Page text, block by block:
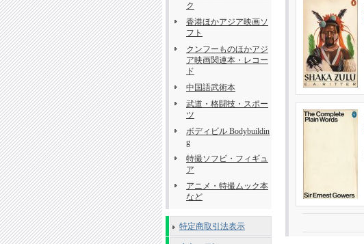
ク
香港ほかアジア映画ソ
フト
クンフーものほかアジ
ア映画関連本・レコー
ド
中国語武術本
武道・格闘技・スポー
ツ
ボディビル Bodybuildin
g
特撮ソフビ・フィギュ
ア
アニメ・特撮ムック本
など
特定商取引法表示